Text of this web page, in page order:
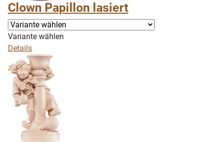
Clown Papillon lasiert
Variante wählen
Details